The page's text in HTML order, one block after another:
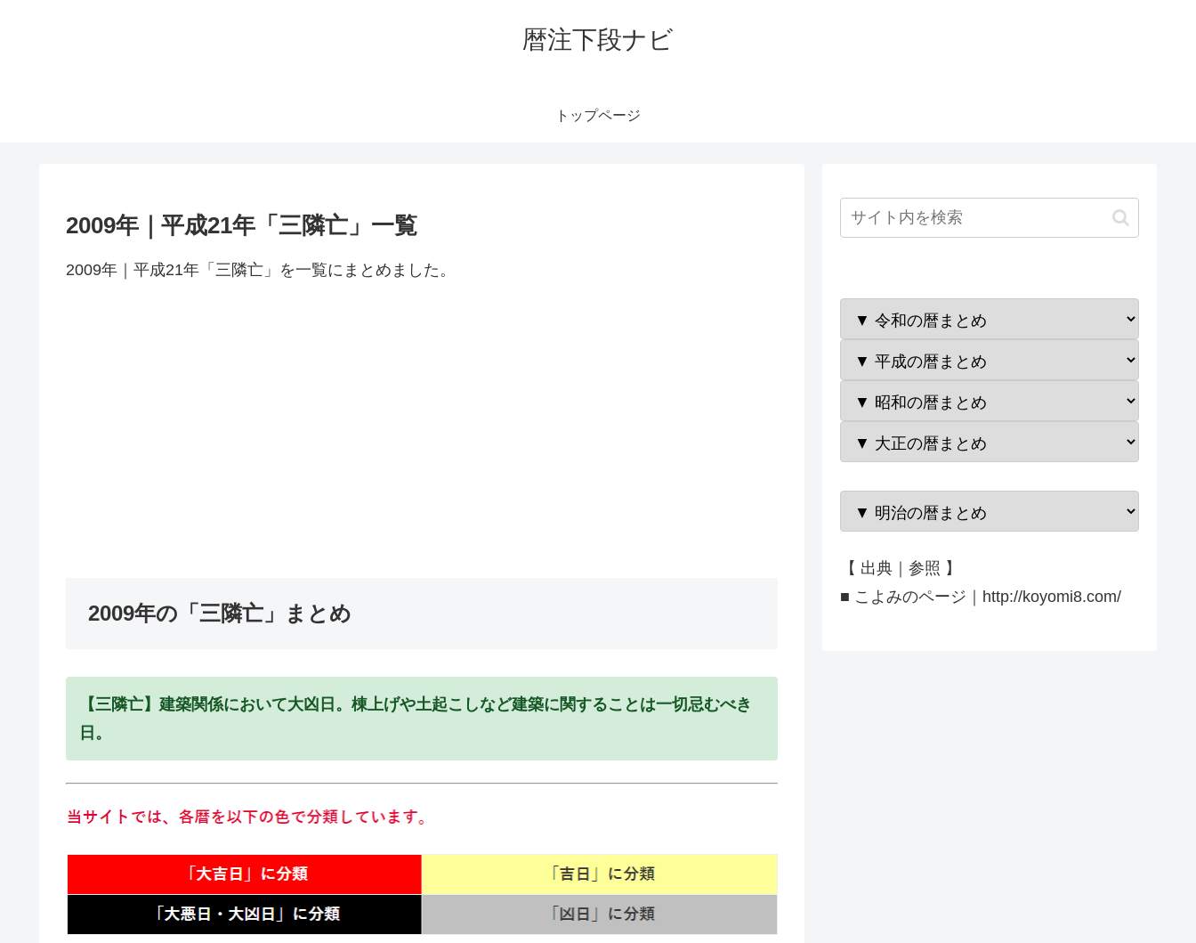
暦注下段ナビ
トップページ
2009年｜平成21年「三隣亡」一覧
2009年｜平成21年「三隣亡」を一覧にまとめました。
2009年の「三隣亡」まとめ
【三隣亡】建築関係において大凶日。棟上げや土起こしなど建築に関することは一切忌むべき
日。
【 出典｜参照 】
■ こよみのページ｜http://koyomi8.com/